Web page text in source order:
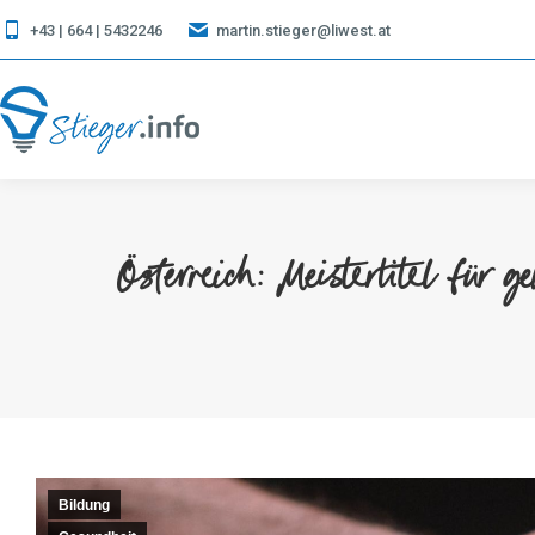
+43 | 664 | 5432246 martin.stieger@liwest.at
Österreich: Meistertitel für
Bildung